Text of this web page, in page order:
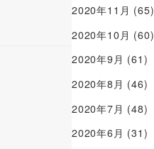
2020年11月 (65)
2020年10月 (60)
2020年9月 (61)
2020年8月 (46)
2020年7月 (48)
2020年6月 (31)